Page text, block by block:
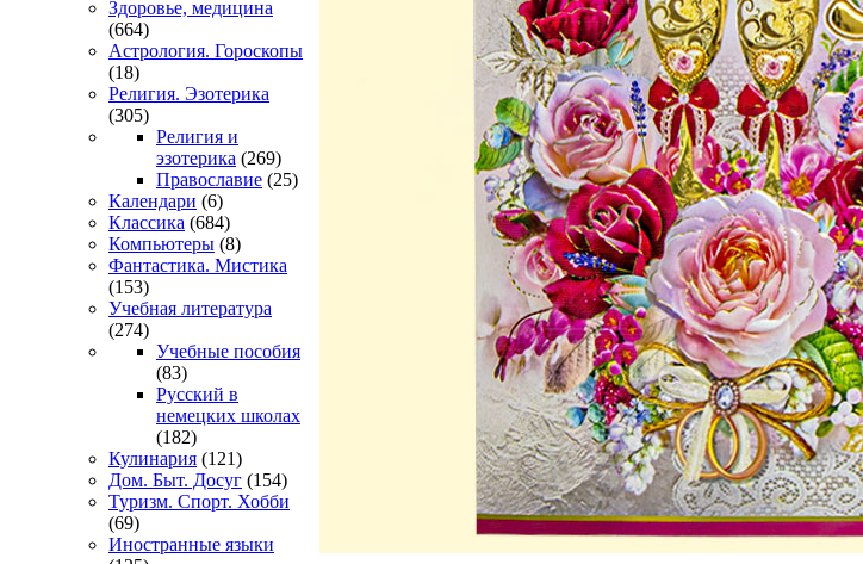
Здоровье, медицина
(664)
Астрология. Гороскопы
(18)
Религия. Эзотерика
(305)
Религия и
эзотерика (269)
Православие (25)
Календари (6)
Классика (684)
Компьютеры (8)
Фантастика. Мистика
(153)
Учебная литература
(274)
Учебные пособия
(83)
Русский в
немецких школах
(182)
Кулинария (121)
Дом. Быт. Досуг (154)
Туризм. Спорт. Хобби
(69)
Иностранные языки